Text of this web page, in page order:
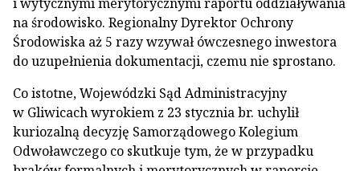
na środowisko. Regionalny Dyrektor Ochrony
Środowiska aż 5 razy wzywał ówczesnego inwestora
do uzupełnienia dokumentacji, czemu nie sprostano.
Co istotne, Wojewódzki Sąd Administracyjny
w Gliwicach wyrokiem z 23 stycznia br. uchylił
kuriozalną decyzję Samorządowego Kolegium
Odwoławczego co skutkuje tym, że w przypadku